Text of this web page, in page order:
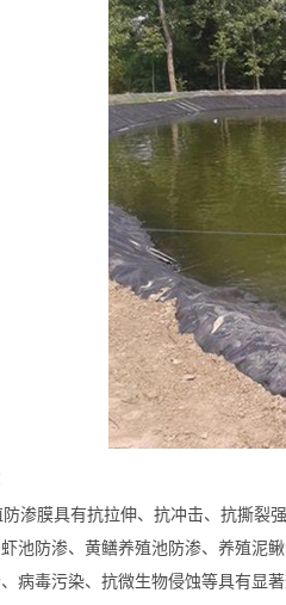
渗膜具有抗拉伸、抗冲击、抗撕裂
池防渗、黄鳝养殖池防渗、养殖泥
病毒污染、抗微生物侵蚀等具有显